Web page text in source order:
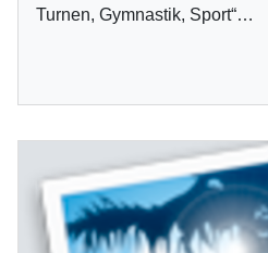
Turnen, Gymnastik, Sport“…